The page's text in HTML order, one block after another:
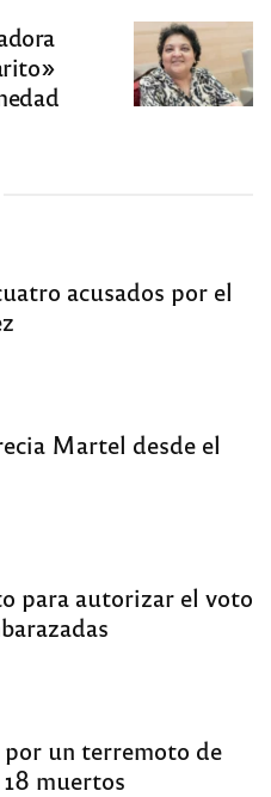
acusados por el
Martel desde el
para autorizar el voto
un terremoto de
muertos